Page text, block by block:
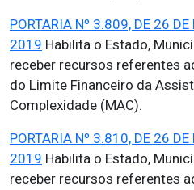
PORTARIA Nº 3.809, DE 26 DE
2019 Habilita o Estado,
receber recursos referentes
do Limite Financeiro da
Complexidade (MAC).
PORTARIA Nº 3.810, DE 26 DE
2019 Habilita o Estado,
receber recursos referentes